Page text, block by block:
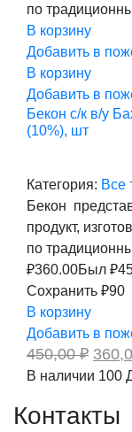
по
В корзину
Добавить в
В корзину
Добавить в
Бекон с/к в/у
(10%), шт
Категория: Все
Бекон
продукт,
по
₽360.00Был ₽
Сохранить ₽90
В корзину
Добавить в
450,00₽
цена
В наличии 100
Контакты